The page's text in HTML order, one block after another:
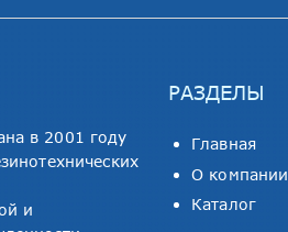
в 2001 году
и
РАЗДЕЛЫ
Главная
О компании
Каталог